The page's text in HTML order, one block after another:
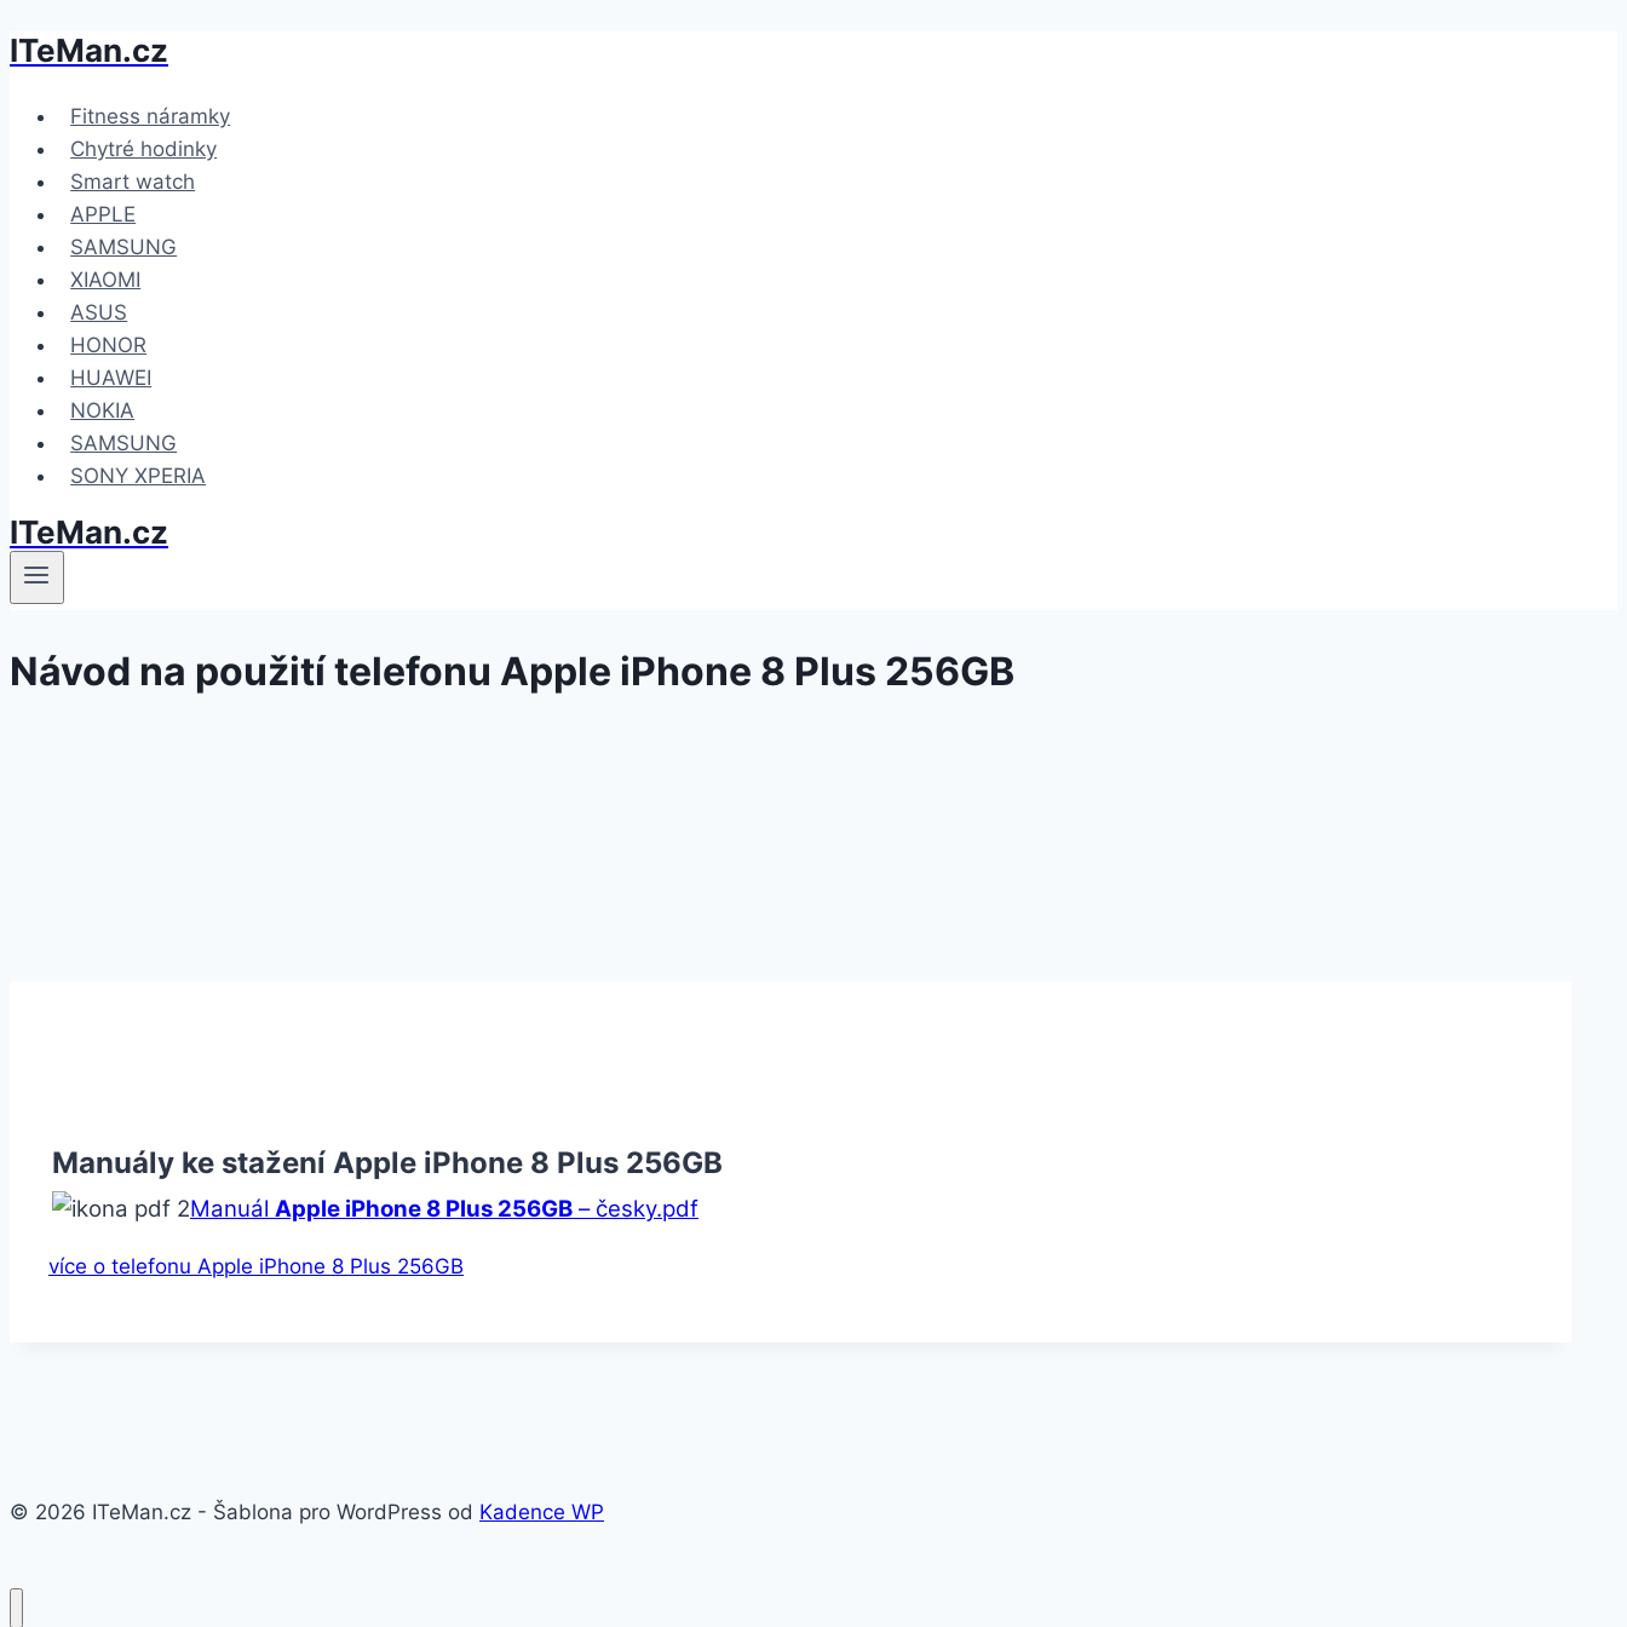
Přeskočit
obsah
ITeMan.cz
Fitness náramky
Chytré hodinky
Smart watch
APPLE
SAMSUNG
XIAOMI
ASUS
HONOR
HUAWEI
NOKIA
SAMSUNG
SONY XPERIA
ITeMan.cz
Návod na použití telefonu Apple iPhone 8 Plus 256GB
Manuály ke stažení Apple iPhone 8 Plus 256GB
Manuál Apple iPhone 8 Plus 256GB – česky.pdf
více o telefonu Apple iPhone 8 Plus 256GB
© 2026 ITeMan.cz - Šablona pro WordPress od Kadence WP